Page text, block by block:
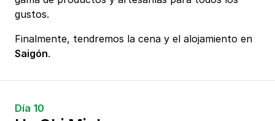
gustos.
Finalmente, tendremos la cena y el alojamiento en
Saigón.
Día 10